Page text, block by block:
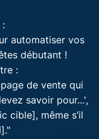
automatiser vos
débutant !
:
de vente qui
savoir pour...',
cible], même s’il